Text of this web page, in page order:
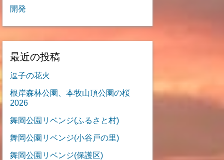
開発
最近の投稿
逗子の花火
根岸森林公園、本牧山頂公園の桜
2026
舞岡公園リベンジ(ふるさと村)
舞岡公園リベンジ(小谷戸の里)
舞岡公園リベンジ(保護区)